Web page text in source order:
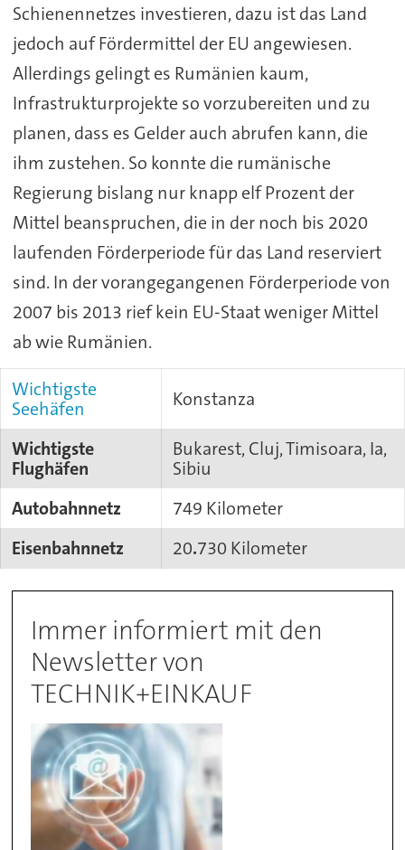
Schienennetzes investieren, dazu ist das Land
jedoch auf Fördermittel der EU angewiesen.
Allerdings gelingt es Rumänien kaum,
Infrastrukturprojekte so vorzubereiten und zu
planen, dass es Gelder auch abrufen kann, die
ihm zustehen. So konnte die rumänische
Regierung bislang nur knapp elf Prozent der
Mittel beanspruchen, die in der noch bis 2020
laufenden Förderperiode für das Land reserviert
sind. In der vorangegangenen Förderperiode von
2007 bis 2013 rief kein EU-Staat weniger Mittel
ab wie Rumänien.
Wichtigste
Seehäfen
Konstanza
Wichtigste
Flughäfen
Bukarest, Cluj, Timisoara, Ia,
Sibiu
Autobahnnetz
749 Kilometer
Eisenbahnnetz
20.730 Kilometer
Immer informiert mit den
Newsletter von
TECHNIK+EINKAUF